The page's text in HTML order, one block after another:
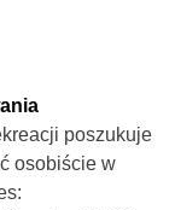
poszukuje
osobiście w